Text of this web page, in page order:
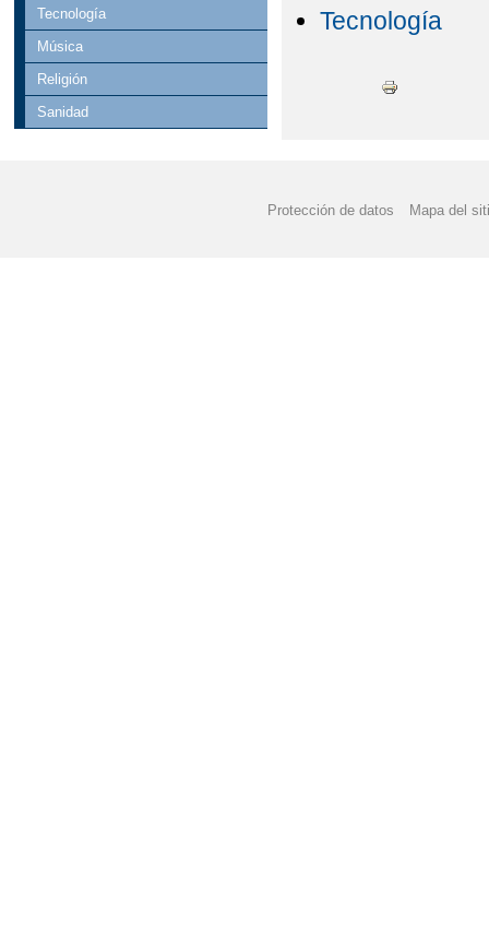
Tecnología
Música
Religión
Sanidad
Tecnología
Protección de datos Mapa del